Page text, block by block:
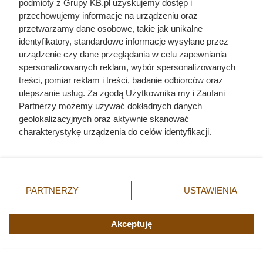
Luksusowa kawa w cenie, jakiej
nie było od bardzo dawna. Klienci
Biedronki zachwyceni
podmioty z Grupy KB.pl uzyskujemy dostęp i
przechowujemy informacje na urządzeniu oraz
przetwarzamy dane osobowe, takie jak unikalne
identyfikatory, standardowe informacje wysyłane przez
urządzenie czy dane przeglądania w celu zapewniania
spersonalizowanych reklam, wybór spersonalizowanych
treści, pomiar reklam i treści, badanie odbiorców oraz
ulepszanie usług. Za zgodą Użytkownika my i Zaufani
Partnerzy możemy używać dokładnych danych
geolokalizacyjnych oraz aktywnie skanować
charakterystykę urządzenia do celów identyfikacji.
zmienić/wycofać klikając przycisk ustawień prywatności
znajdujący się w lewym dolnym rogu strony. Niektóre
użytkownika, ale masz prawo sprzeciwić się takiemu
przetwarzaniu. Preferencje będą miały zastosowania tylko
PARTNERZY USTAWIENIA
Akceptuję